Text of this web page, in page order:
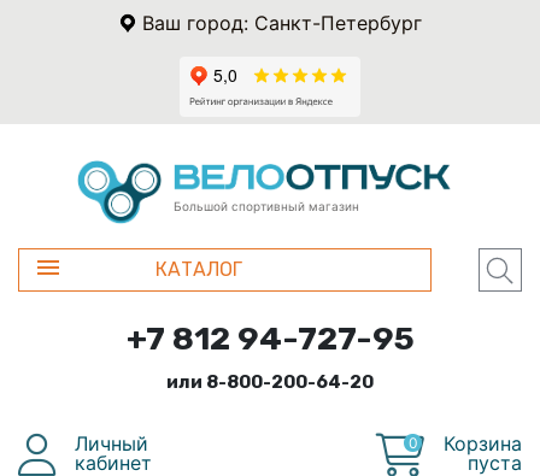
Ваш город: Санкт-Петербург
Большой спортивный магазин
КАТАЛОГ
+7 812 94-727-95
или 8-800-200-64-20
Личный
кабинет
0
Корзина
пуста